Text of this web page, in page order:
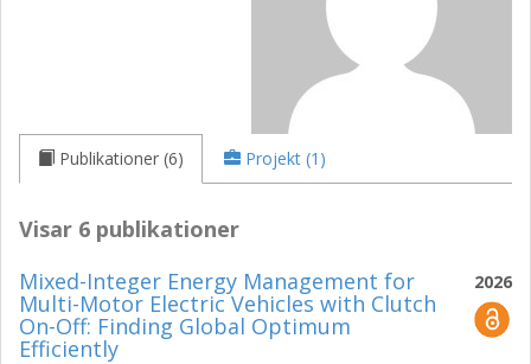
Publikationer (6) Projekt (1)
Visar 6 publikationer
2026
Mixed-Integer Energy Management for
Multi-Motor Electric Vehicles with Clutch
On-Off: Finding Global Optimum
Efficiently